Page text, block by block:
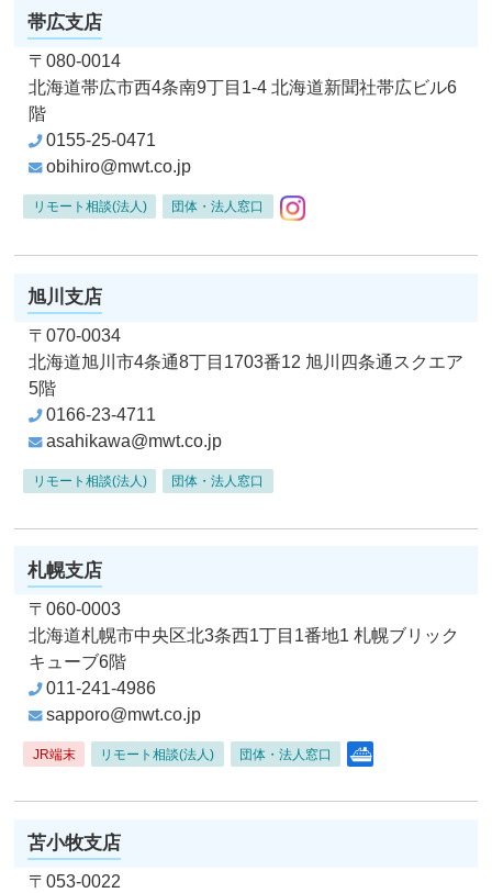
帯広支店
〒080-0014
北海道帯広市西4条南9丁目1-4北海道新聞社帯広ビル6
階
0155-25-0471
obihiro@mwt.co.jp
リモート相談(法人) 団体・法人窓口
旭川支店
〒070-0034
北海道旭川市4条通8丁目1703番12 旭川四条通スクエア
5階
0166-23-4711
asahikawa@mwt.co.jp
リモート相談(法人) 団体・法人窓口
札幌支店
〒060-0003
北海道札幌市中央区北3条西1丁目1番地1 札幌ブリック
キューブ6階
011-241-4986
sapporo@mwt.co.jp
JR端末 リモート相談(法人) 団体・法人窓口 クルーズコンサル
苫小牧支店
〒053-0022